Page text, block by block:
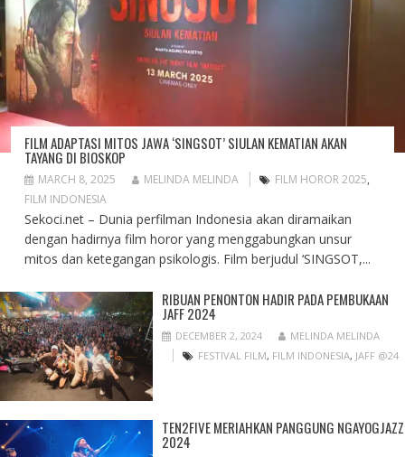
FILM ADAPTASI MITOS JAWA ‘SINGSOT’ SIULAN KEMATIAN AKAN
TAYANG DI BIOSKOP
MARCH 8, 2025 MELINDA MELINDA FILM HOROR 2025,
FILM INDONESIA
Sekoci.net – Dunia perfilman Indonesia akan diramaikan
dengan hadirnya film horor yang menggabungkan unsur
mitos dan ketegangan psikologis. Film berjudul ‘SINGSOT,...
RIBUAN PENONTON HADIR PADA PEMBUKAAN
JAFF 2024
DECEMBER 2, 2024
MELINDA MELINDA
FESTIVAL FILM, FILM INDONESIA, JAFF @24
TEN2FIVE MERIAHKAN PANGGUNG NGAYOGJAZZ
2024